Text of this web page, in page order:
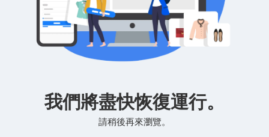
我們將盡快恢復運行。
請稍後再來瀏覽。